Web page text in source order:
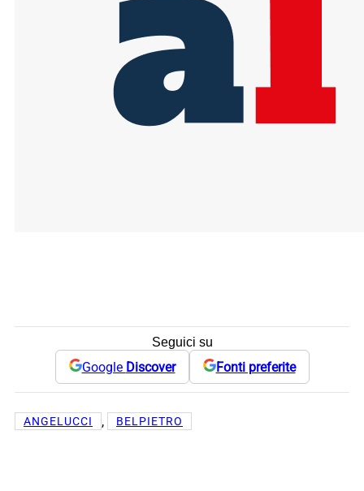
Seguici su
Google Discover Fonti preferite
ANGELUCCI , BELPIETRO